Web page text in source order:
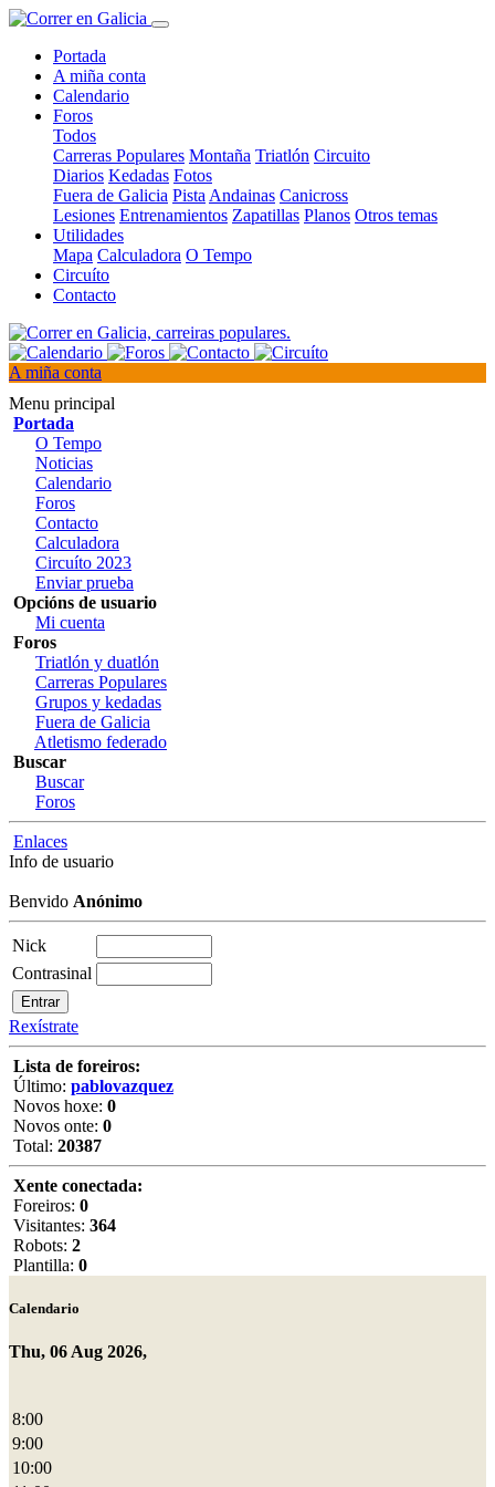
Portada
A miña conta
Calendario
Foros
Todos
Carreras Populares Montaña Triatlón Circuito
Diarios Kedadas Fotos
Fuera de Galicia Pista Andainas Canicross
Lesiones Entrenamientos Zapatillas Planos Otros temas
Utilidades
Mapa Calculadora O Tempo
Circuíto
Contacto
A miña conta
Menu principal
Portada
O Tempo
Noticias
Calendario
Foros
Contacto
Calculadora
Circuíto 2023
Enviar prueba
Opcións de usuario
Mi cuenta
Foros
Triatlón y duatlón
Carreras Populares
Grupos y kedadas
Fuera de Galicia
Atletismo federado
Buscar
Buscar
Foros
Enlaces
Info de usuario
Benvido Anónimo
Nick
Contrasinal
Rexístrate
Lista de foreiros:
Último: pablovazquez
Novos hoxe: 0
Novos onte: 0
Total: 20387
Xente conectada:
Foreiros: 0
Visitantes: 364
Robots: 2
Plantilla: 0
Calendario
Thu, 06 Aug 2026,
8:00
9:00
10:00